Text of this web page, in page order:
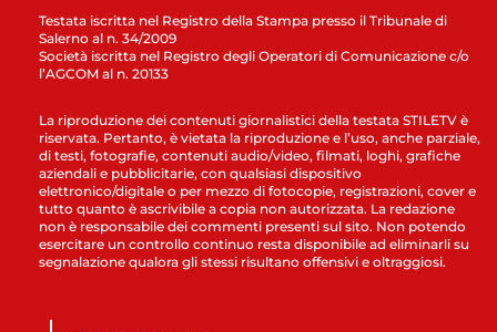
Testata iscritta nel Registro della Stampa presso il Tribunale di
Salerno al n. 34/2009
Società iscritta nel Registro degli Operatori di Comunicazione c/o
l’AGCOM al n. 20133
La riproduzione dei contenuti giornalistici della testata STILETV è
riservata. Pertanto, è vietata la riproduzione e l’uso, anche parziale,
di testi, fotografie, contenuti audio/video, filmati, loghi, grafiche
aziendali e pubblicitarie, con qualsiasi dispositivo
elettronico/digitale o per mezzo di fotocopie, registrazioni, cover e
tutto quanto è ascrivibile a copia non autorizzata. La redazione
non è responsabile dei commenti presenti sul sito. Non potendo
esercitare un controllo continuo resta disponibile ad eliminarli su
segnalazione qualora gli stessi risultano offensivi e oltraggiosi.